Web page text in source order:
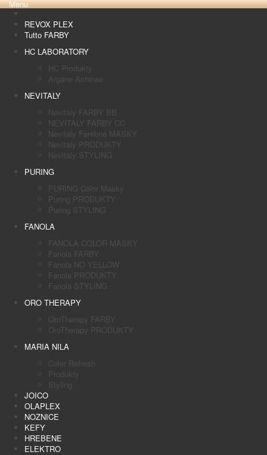
Menu
REVOX PLEX
Tutto FARBY
HC LABORATORY
HC Produkty
Argane Achinae
NEVITALY
Nevitaly FARBY BB
NEVITALY FARBY CC
Nevitaly Farebné MASKY
Nevitaly PRODUKTY
Nevitaly STYLING
PURING
PURING Color Masky
Puring PRODUKTY
Puring STYLING
FANOLA
FANOLA COLOR MASKY
Fanola FARBY
Fanola NO YELLOW
Fanola PRODUKTY
Fanola STYLING
ORO THERAPY
OroTherapy FARBY
OroTherapy PRODUKTY
MARIA NILA
Color Refresh
Produkty
Styling
JOICO
OLAPLEX
NOZNICE
KEFY
HREBENE
ELEKTRO